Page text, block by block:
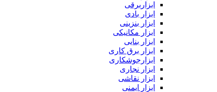
ابزاربرقی
ابزار بادی
ابزار بنزینی
ابزار مکانیکی
ابزار بنایی
ابزار برق کاری
ابزارجوشکاری
ابزار نجاری
ابزار نقاشی
ابزار ایمنی